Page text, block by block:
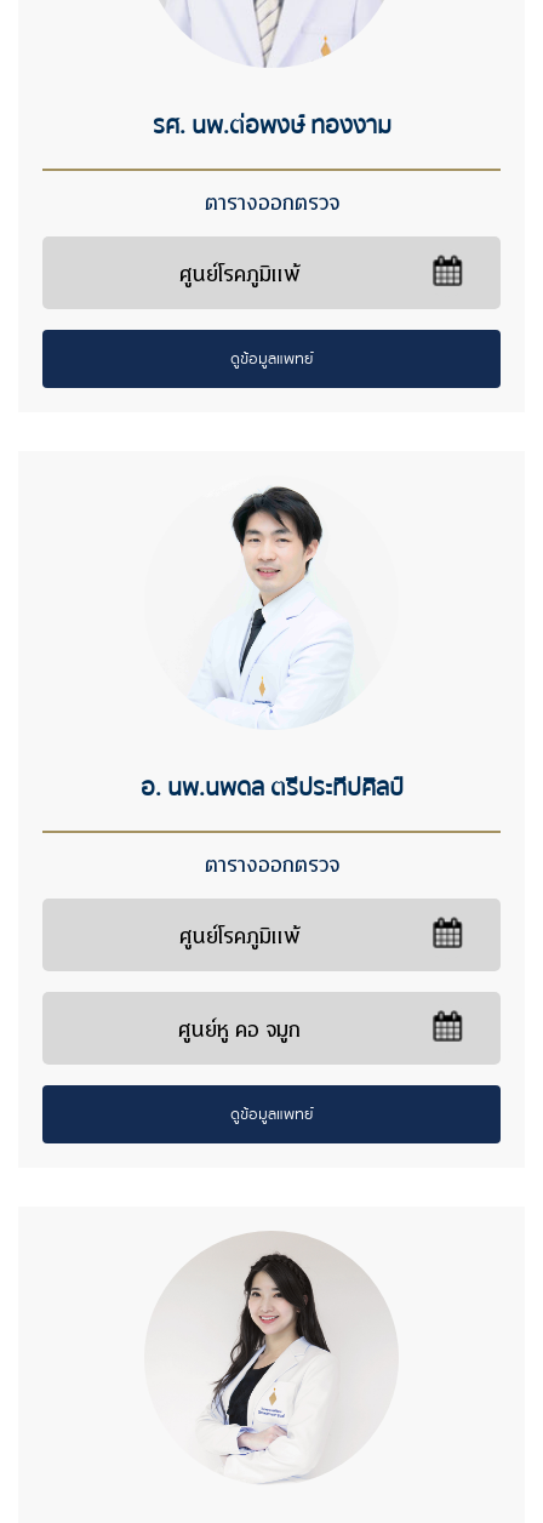
รศ. นพ.ต่อพงษ์ ทองงาม
ตารางออกตรวจ
ศูนย์โรคภูมิแพ้
ดูข้อมูลแพทย์
อ. นพ.นพดล ตรีประทีปศิลป์
ตารางออกตรวจ
ศูนย์โรคภูมิแพ้
ศูนย์หู คอ จมูก
ดูข้อมูลแพทย์